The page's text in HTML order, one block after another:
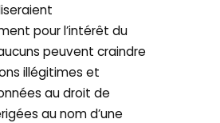
pour l’intérêt du
peuvent craindre
illégitimes et
au droit de
au nom d’une